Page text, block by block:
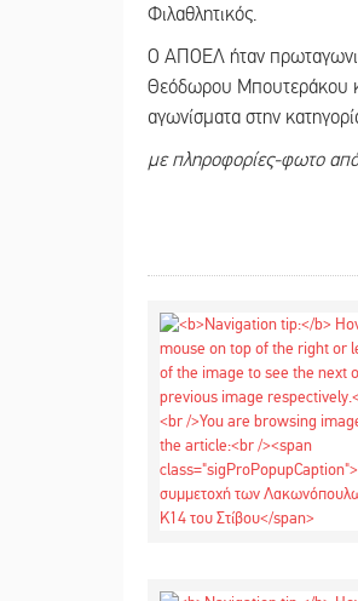
Φιλαθλητικός.
Ο ΑΠΟΕΛ ήταν
Θεόδωρου Μπουτεράκου
αγωνίσματα στην
με πληροφορίες-φωτο